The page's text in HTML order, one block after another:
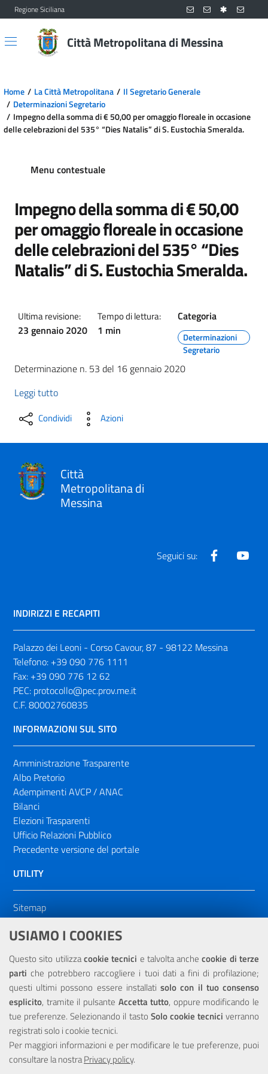
USIAMO I COOKIES
Questo sito utilizzacookie tecnici e talvolta anchecookie di terze
parti che potrebbero raccogliere i tuoi dati a fini di profilazione;
questi ultimi possono essere installatisolo con il tuo consenso
esplicito, tramite il pulsante Accetta tutto, oppure modificando le
tue preferenze. Selezionando il tasto Solo cookie tecnici verranno
registrati solo i cookie tecnici.
Per maggiori informazioni e per modificare le tue preferenze, puoi
consultare la nostraPrivacy policy.
Vai al contenuto principale
Vai al menu principale
Regione Siciliana
Città Metropolitana di Messina
Home La Città Metropolitana
Il Segretario Generale
Determinazioni Segretario
Impegno della somma di € 50,00 per omaggio floreale in occasione
delle celebrazioni del 535° “Dies Natalis” di S. Eustochia Smeralda.
Menu contestuale
Impegno della somma di € 50,00
per omaggio floreale in occasione
delle celebrazioni del 535° “Dies
Natalis” di S. Eustochia Smeralda.
Ultima revisione:
23 gennaio 2020
Tempo di lettura:
1 min
Categoria
Determinazioni
Segretario
Determinazione n. 53 del 16 gennaio 2020
Leggi tutto
Condividi Azioni
Città
Metropolitana di
Messina
Seguici su: Facebook
INDIRIZZI E RECAPITI
Palazzo dei Leoni - Corso Cavour, 87 - 98122 Messina
Telefono: +39 090 776 1111
Fax: +39 090 776 12 62
PEC: protocollo@pec.prov.me.it
C.F. 80002760835
INFORMAZIONI SUL SITO
Amministrazione Trasparente
Albo Pretorio
Adempimenti AVCP / ANAC
Bilanci
Elezioni Trasparenti
Ufficio Relazioni Pubblico
Precedente versione del portale
UTILITY
Sitemap
Dichiarazione di accessibilità
NOTE LEGALI
Privacy
Portale realizzato con la partecipazione finanziaria dell'Unione
Europea tramite i fondi del POR Sicilia 2000/2006 Misura 6.05 -